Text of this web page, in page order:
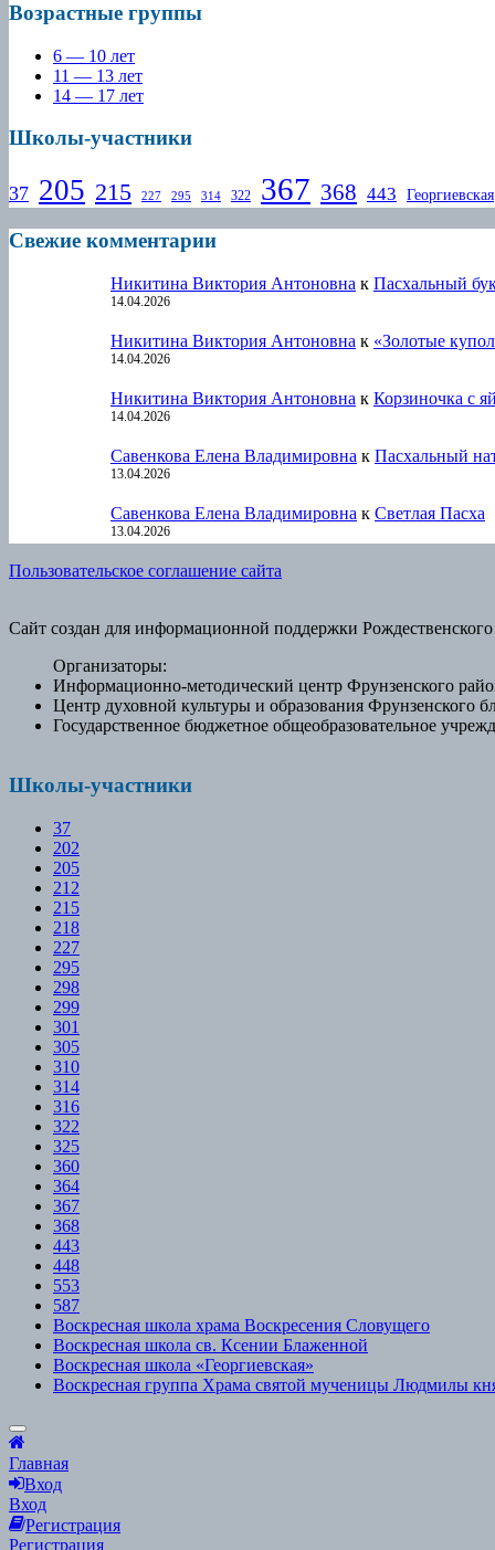
Возрастные группы
6 — 10 лет
11 — 13 лет
14 — 17 лет
Школы-участники
37 205 215 227 295 314 322 367 368 443 Георгиевская
Свежие комментарии
Никитина Виктория Антоновна к Пасхальный
14.04.2026
Никитина Виктория Антоновна к «Золотые
14.04.2026
Никитина Виктория Антоновна к Корзиночка с
14.04.2026
Савенкова Елена Владимировна к Пасхальный
13.04.2026
Савенкова Елена Владимировна к Светлая Пасха
13.04.2026
Пользовательское соглашение сайта
Сайт создан для информационной поддержки
Организаторы:
Информационно-методический центр Фрунзенского
Центр духовной культуры и образования Фрунзенского
Государственное бюджетное общеобразовательное
Школы-участники
37
202
205
212
215
218
227
295
298
299
301
305
310
314
316
322
325
360
364
367
368
443
448
553
587
Воскресная школа храма Воскресения Словущего
Воскресная школа св. Ксении Блаженной
Воскресная школа «Георгиевская»
Воскресная группа Храма святой мученицы Людмилы
Scroll
to
Top
Главная
Вход
Вход
Регистрация
Регистрация